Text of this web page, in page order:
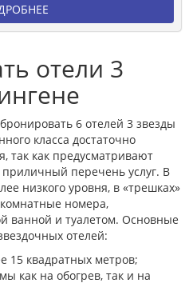
отели 3
6 отелей 3 звезды
класса достаточно
так как предусматривают
перечень услуг. В
низкого уровня, в «трешках»
номера,
ванной и туалетом. Основные
отелей:
15 квадратных метров;
как на обогрев, так и на